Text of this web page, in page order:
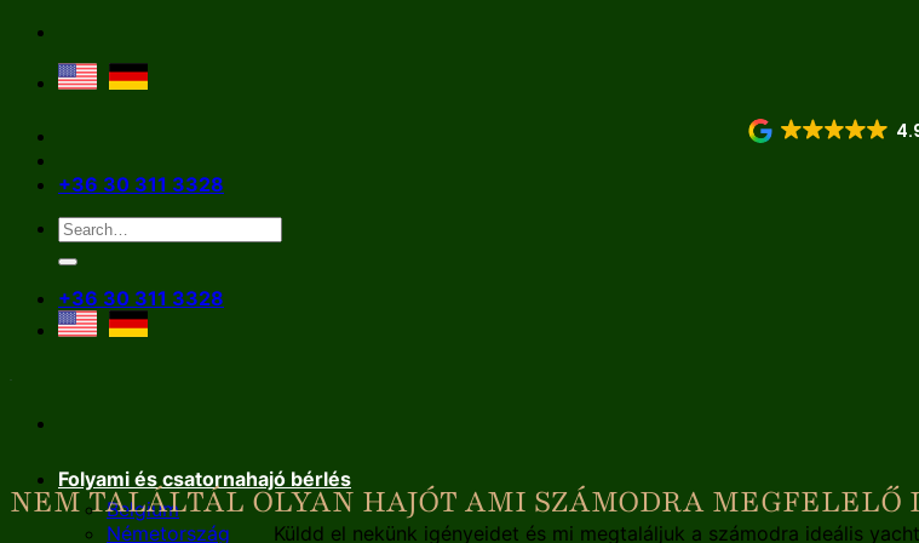
Skip
content
+36 30 311 3328
+36 30 311 3328
Folyami és csatornahajó bérlés
Belgium
Németország
NEM TALÁLTÁL OLYAN HAJÓT AMI SZÁMODRA MEGFELELŐ
Küldd el nekünk igényeidet és mi megtaláljuk a számodra ideális